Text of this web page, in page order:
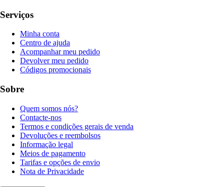
Serviços
Minha conta
Centro de ajuda
Acompanhar meu pedido
Devolver meu pedido
Códigos promocionais
Sobre
Quem somos nós?
Contacte-nos
Termos e condições gerais de venda
Devoluções e reembolsos
Informação legal
Meios de pagamento
Tarifas e opções de envio
Nota de Privacidade